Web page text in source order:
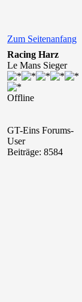
Zum Seitenanfang
Racing Harz
Le Mans Sieger
Offline
GT-Eins Forums-
User
Beiträge: 8584